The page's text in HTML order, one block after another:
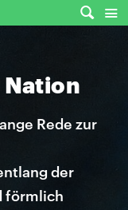
Nation
Rede zur
der
förmlich